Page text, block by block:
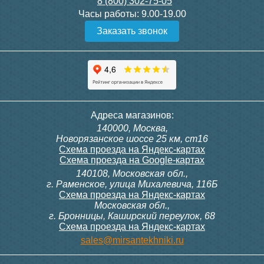
Конвектор ITT.080.200.1300
с решеткой GRILL.SGW-20-
Конвектор ITT.080.200.1000
с решеткой GRILL.SGW-20-
Конвектор ITT.080.200.1000
с решеткой GRILL.SGW-20-
Конвектор ITT.080.200.900 с
решеткой GRILL.SGA-20-
Подробнее Подробнее
300, 230В (врезной - квадр.
9 700
конвектора прямой itermic
ITFS
5 150
Часы работы: 9.00-19.00
Заказать звонок
Адреса магазинов:
140000, Москва,
Новорязанское шоссе 25 км, ст16
Схема проезда на Яндекс-картах
Схема проезда на Google-картах
140108, Московская обл.,
г. Раменское, улица Михалевича, 116Б
Схема проезда на Яндекс-картах
Московская обл.,
г. Бронницы, Каширский переулок, 68
Схема проезда на Яндекс-картах
sales@mirsantekhniki.ru